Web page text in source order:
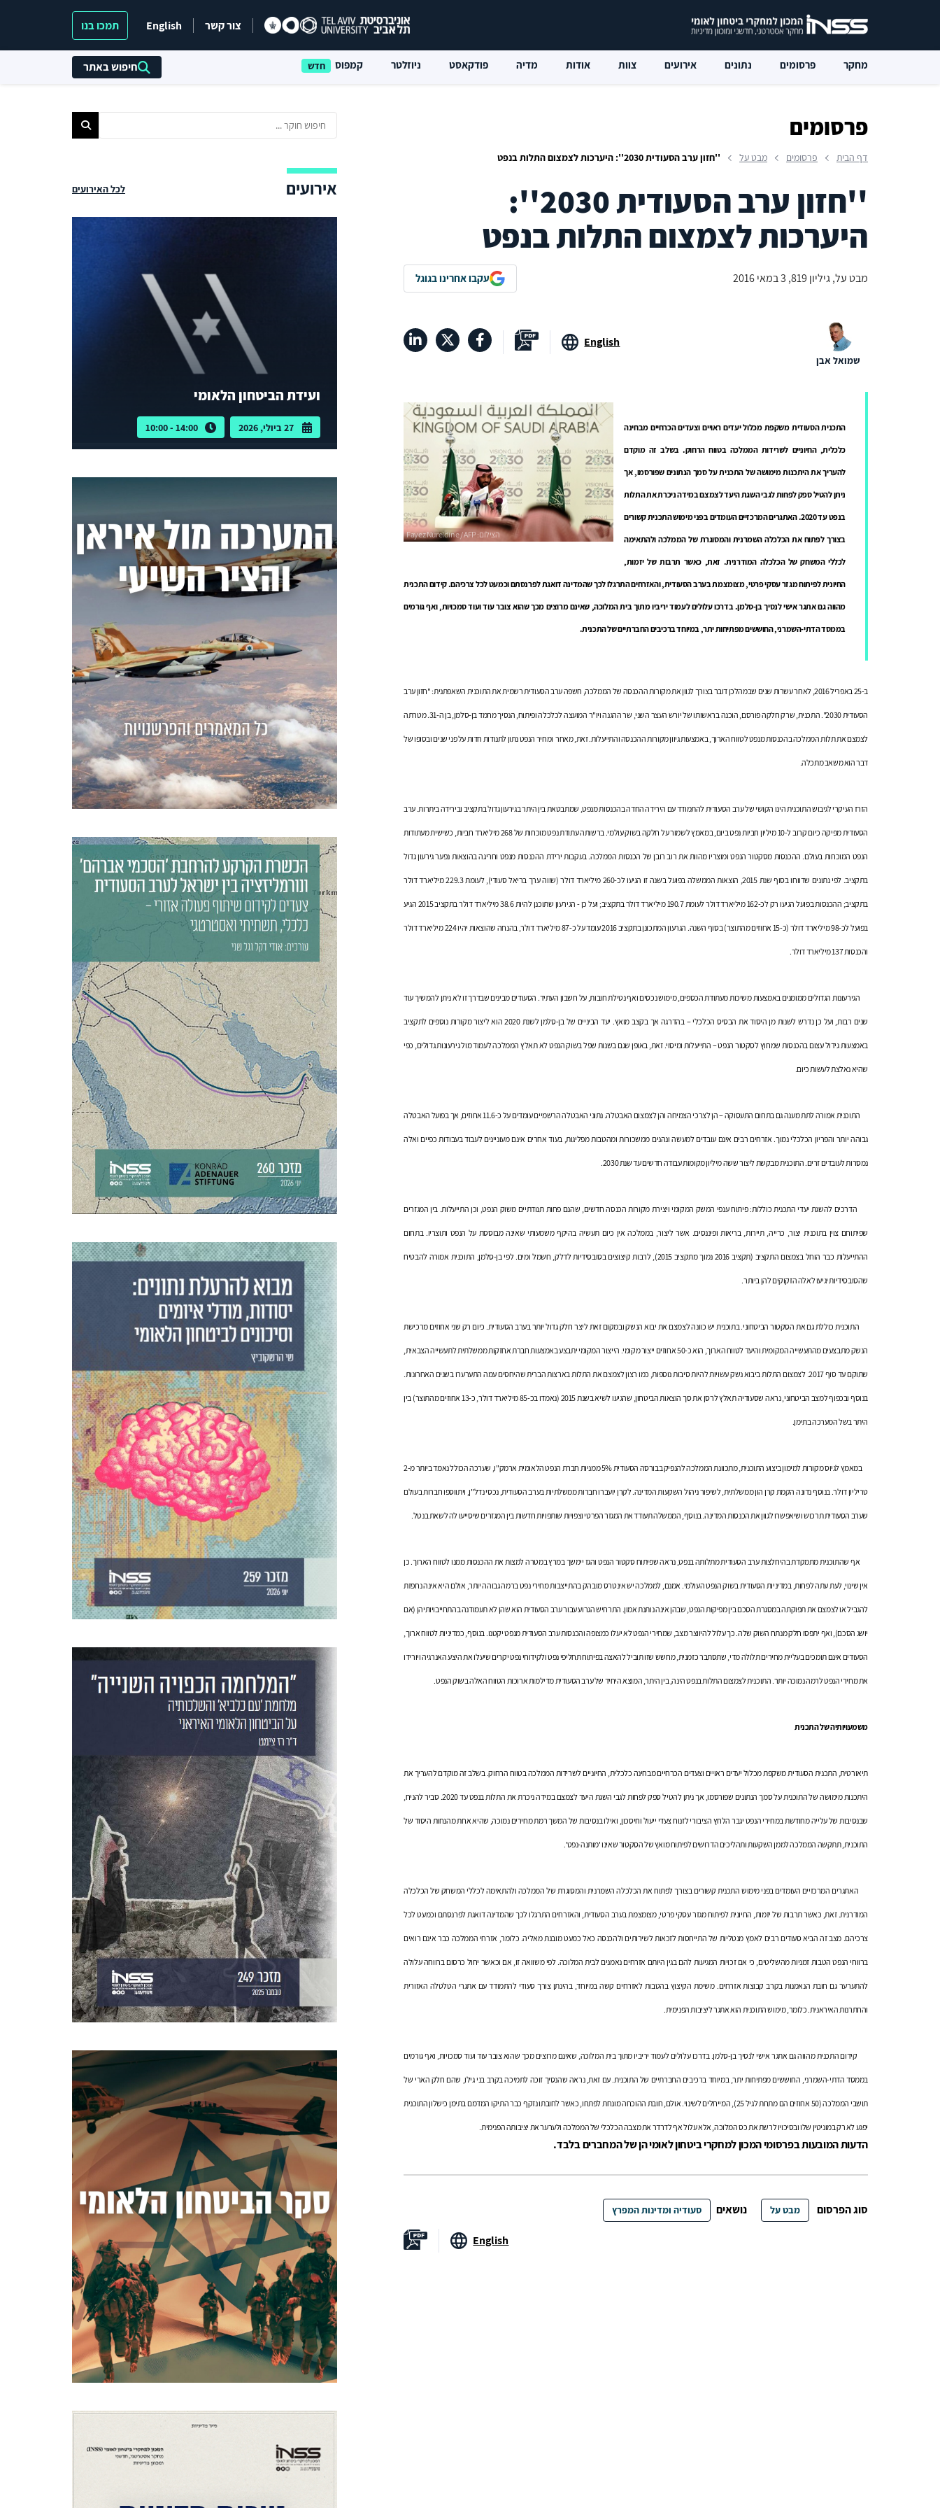
צור קשר English תמכו בנו
מחקר פרסומים נתונים אירועים צוות אודות מדיה פודקאסט ניוזלטר קמפוס חיפוש באתר
פרסומים
דף הבית פרסומים מבט על ''חזון ערב הסעודית 2030'': היערכות לצמצום התלות בנפט
''חזון ערב הסעודית 2030'':
היערכות לצמצום התלות בנפט
מבט על, גיליון 819, 3 במאי 2016 עקבו אחרינו בגוגל
English
שמואל אבן
התכנית הסעודית משקפת מכלול יעדים ראויים וצעדים הכרחיים מבחינה
כלכלית, החיוניים לשרידות הממלכה בטווח הרחוק. בשלב זה מוקדם
להעריך את היתכנות מימושה של התכנית על סמך הנתונים שפורסמו, אך
ניתן להטיל ספק לפחות לגבי השגת היעד לצמצם במידה ניכרת את התלות
בנפט עד 2020. האתגרים המרכזיים העומדים בפני מימוש התכנית קשורים
בצורך לפתוח את הכלכלה השמרנית והמסוגרת של הממלכה ולהתאימה
לכללי המשחק של הכלכלה המודרנית. זאת, כאשר תרבות של יזמות,
החיונית לפיתוח מגזר עסקי פרטי, מצומצמת בערב הסעודית, והאזרחים התרגלו לכך שהמדינה דואגת לפרנסתם וכמעט לכל צרכיהם.קידום התכנית
מהווה גם אתגר אישי לנסיך בן-סלמן. בדרכו עלולים לעמוד יריביו מתוך בית המלוכה, שאינם מרוצים מכך שהוא צובר עוד ועוד סמכויות, ואף גורמים
בממסד הדתי-השמרני, החוששים מפתיחות יתר, במיוחד ברכיבים החברתיים של התכנית.
ב-25 באפריל 2016, לאחר עשרות שנים שבמהלכן דובר בצורך לגוון את מקורות ההכנסה של הממלכה, חשפה ערב הסעודית רשמית את התוכנית השאפתנית: "חזון ערב
הסעודית 2030". התכנית, שרק חלקה פורסם, הוכנה בראשותו של יורש העצר השני, שר ההגנה ויו"ר המועצה לכלכלה ופיתוח, הנסיך מחמד בן-סלמן, בן ה-31. מטרתה
לצמצם את תלות הממלכה בהכנסות מנפט לטווח הארוך, באמצעות גיוון מקורות ההכנסה והתייעלות. זאת, מאחר ומחיר הנפט נתון לתנודות חדות על פני שנים ובסופו של
דבר הוא משאב מתכלה.
הזרז העיקרי לגיבוש התוכנית הינו הקושי של ערב הסעודית להתמודד עם הירידה החדה בהכנסות מנפט, שמתבטאת בין היתר בגירעון גדול בתקציב ובירידה ביתרות. ערב
הסעודית מפיקה כיום קרוב ל-10 מיליון חביות נפט ביום, במאמץ לשמור על חלקה בשוק עולמי. ברשותה עתודת נפט מוכחות של 268 מיליארד חביות, כשישית מעתודות
הנפט המוכחות בעולם. ההכנסות מסקטור הנפט ומוצריו מהוות את רוב רובן של הכנסות הממלכה. בעקבות ירידת ההכנסות מנפט וחריגה בהוצאות נפער גירעון גדול
בתקציב. לפי נתונים שדווחו בסוף שנת 2015, הוצאות הממשלה בפועל בשנה זו הגיעו לכ-260 מיליארד דולר (שווה ערך בריאל סעודי), לעומת 229.3 מיליארד דולר
בתקציב; ההכנסות בפועל הגיעו רק לכ-162 מיליארד דולר לעומת 190.7 מיליארד דולר בתקציב; ועל כן - הגירעון שתוכנן להיות 38.6 מיליארד דולר בתקציב 2015 הגיע
בפועל לכ-98 מיליארד דולר (כ-15 אחוזים מהתוצר) בסוף השנה. הגרעון המתכונן בתקציב 2016 עומד על כ-87 מיליארד דולר, בהנחה שהוצאות יהיו 224 מיליארד דולר
והכנסות 137 מיליארד דולר.
הגירעונות הגדולים ממומנים באמצעות משיכות מעתודת הכספים, מימוש נכסים ואף נטילת חובות, על חשבון העתיד. הסעודים מבינים שבדרך זו לא ניתן להמשיך עוד
שנים רבות, ועל כן נדרש לשנות מן היסוד את הבסיס הכלכלי – בהדרגה אך בקצב מואץ. יעד הביניים של בן-סלמן לשנת 2020 הוא ליצור מקורות נוספים לתקציב
באמצעות גידול עצום בהכנסות שמחוץ לסקטור הנפט – התייעלות ומיסוי. זאת, באופן שגם בשנות שפל בשוק הנפט לא תאלץ הממלכה לעמוד מול גירעונות גדולים, כפי
שהיא נאלצת לעשות כיום.
התוכנית אמורה לתת מענה גם בתחום התעסוקה – הן לצרכי הצמיחה והן לצמצום האבטלה. נתוני האבטלה הרשמיים עומדים על כ-11.6 אחוזים, אך בפועל האבטלה
גבוהה יותר והפריון הכלכלי נמוך. אזרחים רבים אינם עובדים למעשה ונהנים ממשכורות ומהטבות מפליגות, בעוד אחרים אינם מעוניינים לעבוד בעבודות כפיים ואלה
נמסרות לעובדים זרים. התוכנית מבקשת ליצור ששה מיליון מקומות עבודה חדשים עד שנת 2030.
הדרכים להשגת יעדי התכנית כוללות: פיתוח ענפי המשק המקומי ויצירת מקורות הכנסה חדשים, שהנם פחות תנודתיים משוק הנפט, וכן התייעלות. בין המגזרים
שפיתוחם צוין בתוכנית יצור, כרייה, תיירות, בריאות ופיננסים. אשר ליצור, בממלכה אין כיום תעשיה בהיקף משמעותי שאינה מבוססת על הנפט ותוצריו. בתחום
ההתייעלות כבר הוחל בצמצום התקציב (תקציב 2016 נמוך מתקציב 2015), לרבות קיצוצים בסובסידיות לדלק, חשמל ומים. לפי בן-סלמן, התוכנית אמורה להבטיח
שהסובסידיות יגיעו לאלה הזקוקים להן ביותר.
התוכנית כוללת גם את הסקטור הביטחוני. בתוכנית יש כוונה לצמצם את יבוא הנשק ובמקום זאת ליצר חלק גדול יותר בערב הסעודית. כיום רק שני אחוזים מרכישת
הנשק מתבצעים מהתעשייה המקומית והיעד לטווח הארוך, הוא כ-50 אחוזים ייצור מקומי. הייצור המקומי יתבצע באמצעות חברת אחזקות ממשלתית לתעשייה הצבאית,
שתוקם עד סוף 2017. לצמצום התלות ביבוא נשק עשויות להיות סיבות נוספות, כמו רצון לצמצם את התלות בארצות הברית שהיחסים עמה התערערו בשנים האחרונות.
בנוסף ובכפוף למצב הביטחוני, נראה שסעודיה תאלץ לרסן את סך הוצאות הביטחון, שהגיעו לשיא בשנת 2015 (נאמדו בכ-85 מיליארד דולר, כ-13 אחוזים מהתוצר) בין
היתר בשל המערכה בתימן.
במאמץ לגיוס מקורות למימון ביצוע התוכנית, מתכוונת הממלכה להנפיק בבורסה הסעודית 5% ממניות חברת הנפט הלאומית ארמק"ו, שערכה הכולל נאמד ביותר מ-2
טריליון דולר. בנוסף נדונה הקמת קרן הון ממשלתית, לשיפור ניהול השקעות המדינה. לקרן יועברו חברות ממשלתיות בערב הסעודית, נכסי נדל"ן, ויתווספו חברות בעולם
שערב הסעודית תרכוש ושיאפשרו לגוון את הכנסות המדינה. בנוסף, הממשלה תעודד את המגזר הפרטי וצפויות שותפויות חדשות בין המגזרים שיסייעו לה לשאת בנטל.
אף שהתוכנית מתמקדת בהיחלצות ערב הסעודית מתלותה בנפט, נראה שפיתוח סקטור הנפט והגז יימשך במרץ במטרה למצות את ההכנסות ממנו לטווח הארוך. כן
אין שינוי, לעת עתה לפחות, במדיניות הסעודית בשוק הנפט העולמי. אמנם, לממלכה יש אינטרס מובהק בהתייצבות מחירי נפט ברמה גבוהה יותר, אולם היא אינה נחפזת
להגביל או לצמצם את תפוקתה במסגרת הסכם בין מפיקות הנפט, שבהן אינה נותנת אמון. התרחיש הגרוע עבור ערב הסעודית הוא שהן לא תעמודנה בהתחייבויותיהן (אם
יושג הסכם), ואף יתפסו חלק מנתח השוק שלה. כך עלול להיווצר מצב, שמחירי הנפט לא יעלו כמצופה והכנסות ערב הסעודית מנפט יקטנו. בנוסף, כמדיניות לטווח ארוך,
הסעודים אינם תומכים בעליית מחירים תלולה מדי, שתסתבר כזמנית, מחשש שזו תוביל להאצה בפיתוח תחליפי נפט ולקידוחי נפט יקרים שיעלו את היצע האנרגיה ויורידו
את מחירי הנפט לרמה נמוכה יותר. התוכנית לצמצום התלות בנפט הינה, בין היתר, המוצא היחיד של ערב הסעודית מדילמות ארוכות הטווח האלה בשוק הנפט.
משמעויותיה של התכנית
תיאורטית, התכנית הסעודית משקפת מכלול יעדים ראויים וצעדים הכרחיים מבחינה כלכלית, החיוניים לשרידות הממלכה בטווח הרחוק. בשלב זה מוקדם להעריך את
היתכנות מימושה של התוכנית על סמך הנתונים שפורסמו, אך ניתן להטיל ספק לפחות לגבי השגת היעד לצמצם במידה ניכרת את התלות בנפט עד 2020. סביר להניח,
שבנסיבות של עלייה מחודשת במחירי הנפט יגבר הלחץ הציבורי לזנוח צעדי ייעול וחיסכון, ואילו בנסיבות של המשך רמת מחירים נמוכה, שהיא אחת מהנחות היסוד של
התוכנית, תתקשה הממלכה לממן השקעות ותהליכים הדרושים לפיתוח מואץ של הסקטור שאינו 'מותנה-נפט'.
האתגרים המרכזיים העומדים בפני מימוש התכנית קשורים בצורך לפתוח את הכלכלה השמרנית והמסוגרת של הממלכה ולהתאימה לכללי המשחק של הכלכלה
המודרנית. זאת, כאשר תרבות של יזמות, החיונית לפיתוח מגזר עסקי פרטי, מצומצמת בערב הסעודית, והאזרחים התרגלו לכך שהמדינה דואגת לפרנסתם וכמעט לכל
צרכיהם. מצב זה הביא סעודים רבים לאמץ מנטליות של התייחסות לזכאות לשירותים ולהכנסה כאל כמעט מובנת מאליה. כלומר, אזרחי הממלכה כבר אינם רואים
ברווחי הנפט הטבות זמניות מהשליטים, כי אם זכויות המגיעות להם בגין היותם אזרחים נאמנים לבית המלוכה. לפי משוואה זו, אם וכאשר יחול כרסום ברווחה עלולה
להתערער גם חובת הנאמנות בקרב קבוצות אזרחים. משימת הקיצוץ בהטבות לאזרחים קשה במיוחד, בהינתן צורך סעודי להתמודד עם אתגרי הטלטלה האזורית
והחתרנות האיראנית. כלומר, מימוש התוכנית הוא אתגר ליציבות הפנימית.
קידום התכנית מהווה גם אתגר אישי לנסיך בן-סלמן. בדרכו עלולים לעמוד יריביו מתוך בית המלוכה, שאינם מרוצים מכך שהוא צובר עוד ועוד סמכויות, ואף גורמים
בממסד הדתי-השמרני, החוששים מפתיחות יתר, במיוחד ברכיבים החברתיים של התוכנית. עם זאת, נראה שהנסיך זוכה לתמיכה בקרב בני גילו, שהם חלק הארי של
תושבי הממלכה (50 אחוזים הם מתחת לגיל 25), המייחלים לשינוי. אולם, חובת ההוכחה מונחת לפתחו, כאשר לחובתו נזקף כבר התיקו המדמם בתימן כישלון התוכנית
יפגע לא רק במוניטין שלו ובסיכויו לרשת את כס המלוכה, אלא עלול אף לדרדר את מצבה הכלכלי של הממלכה ולערער את יציבותה הפנימית.
הדעות המובעות בפרסומי המכון למחקרי ביטחון לאומי הן של המחברים בלבד.
סוג הפרסום מבט על נושאים סעודיה ומדינות המפרץ
English
אירועים לכל האירועים
ועידת הביטחון הלאומי
27 ביולי, 2026 14:00 - 10:00